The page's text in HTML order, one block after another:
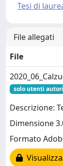
Tesi di
File allegati
File
solo utenti
Descrizione:
Dimensione
Formato